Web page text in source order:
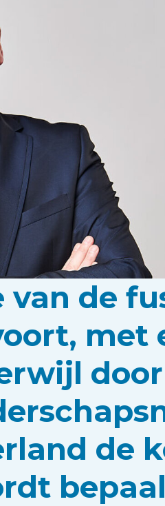
van de
met
door
de